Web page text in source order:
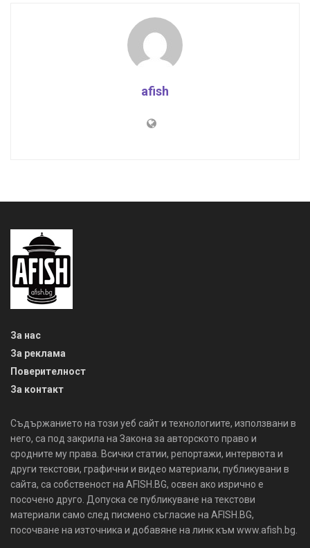
afish
За нас
За реклама
Поверителност
За контакт
Съдържанието на този уеб сайт и технологиите, използвани в
него, са под закрила на Закона за авторското право и
сродните му права. Всички статии, репортажи, интервюта и
други текстови, графични и видео материали, публикувани в
сайта, са собственост на AFISH.BG, освен ако изрично е
посочено друго. Допуска се публикуване на текстови
материали само след писмено съгласие на AFISH.BG,
посочване на източника и добавяне на линк към www.afish.bg.